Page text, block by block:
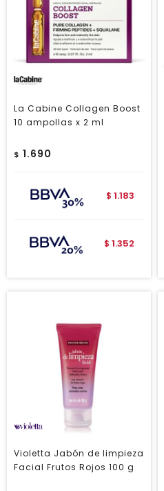
La Cabine Collagen Boost
10 ampollas x 2 ml
$ 1.690
$ 1.183
$ 1.352
Violetta Jabón de limpieza
Facial Frutos Rojos 100 g